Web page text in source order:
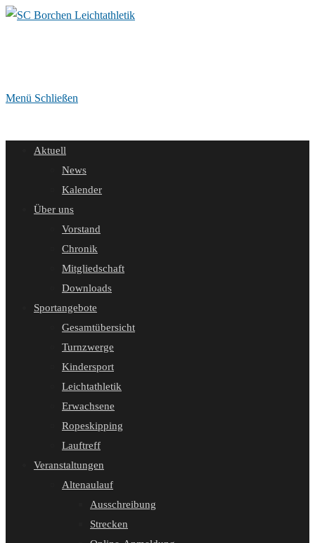
Zum
Menü Schließen
Aktuell
News
Kalender
Über uns
Vorstand
Chronik
Mitgliedschaft
Downloads
Sportangebote
Gesamtübersicht
Turnzwerge
Kindersport
Leichtathletik
Erwachsene
Ropeskipping
Lauftreff
Veranstaltungen
Altenaulauf
Ausschreibung
Strecken